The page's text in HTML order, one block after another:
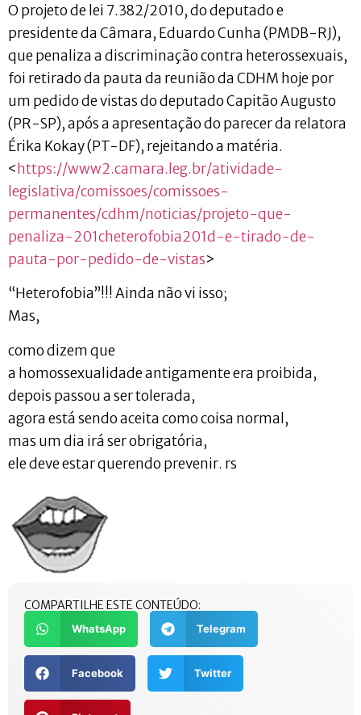
O projeto de lei 7.382/2010, do deputado e
presidente da Câmara, Eduardo Cunha (PMDB-RJ),
que penaliza a discriminação contra heterossexuais,
foi retirado da pauta da reunião da CDHM hoje por
um pedido de vistas do deputado Capitão Augusto
(PR-SP), após a apresentação do parecer da relatora
Érika Kokay (PT-DF), rejeitando a matéria.
< https://www2.camara.leg.br/atividade-
legislativa/comissoes/comissoes-
permanentes/cdhm/noticias/projeto-que-
penaliza-201cheterofobia201d-e-tirado-de-
pauta-por-pedido-de-vistas>
“Heterofobia”!!! Ainda não vi isso;
Mas,
como dizem que
a homossexualidade antigamente era proibida,
depois passou a ser tolerada,
agora está sendo aceita como coisa normal,
mas um dia irá ser obrigatória,
ele deve estar querendo prevenir. rs
COMPARTILHE ESTE CONTEÚDO:
WhatsApp Telegram
Facebook Twitter